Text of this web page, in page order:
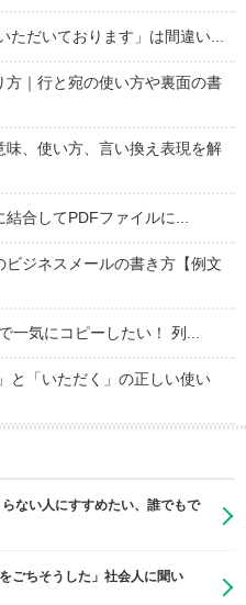
だいております」は間違い...
｜行と宛の使い方や裏面の書
味、使い方、言い換え表現を解
合してPDFファイルに...
ジネスメールの書き方【例文
一気にコピーしたい！ 列...
と「いただく」の正しい使い
ない人にすすめたい、誰でもで
ごちそうした」社会人に聞い